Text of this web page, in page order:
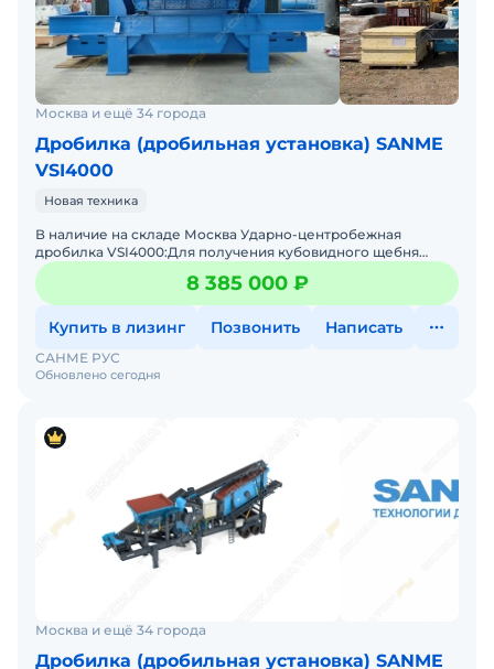
Москва и ещё 34 города
Дробилка (дробильная установка) SANME
VSI4000
Новая техника
В наличие на складе Москва Ударно-центробежная
дробилка VSI4000:Для получения кубовидного щебня
мелкой фракции и песка с лещадностью до 10% (1-ая группа
ГОСТ 8
8 385 000 ₽
Купить в лизинг Позвонить Написать
Обновлено сегодня
САНМЕ РУС
Москва и ещё 34 города
Дробилка (дробильная установка) SANME